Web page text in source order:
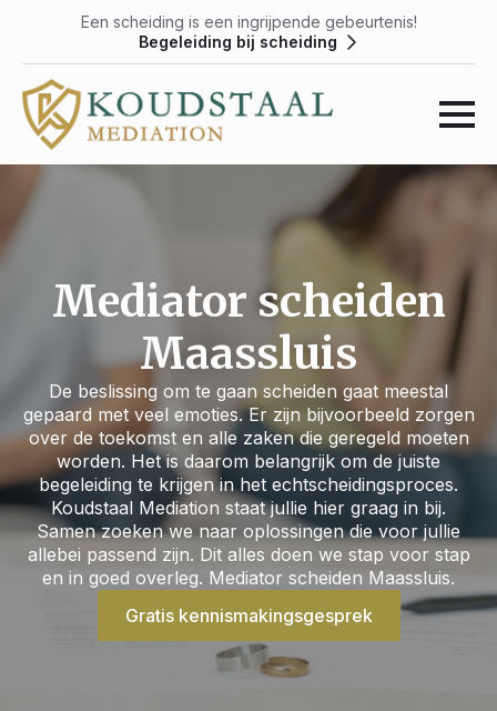
Een scheiding is een ingrijpende gebeurtenis!
Begeleiding bij scheiding
Mediator scheiden
Maassluis
De beslissing om te gaan scheiden gaat meestal
gepaard met veel emoties. Er zijn bijvoorbeeld zorgen
over de toekomst en alle zaken die geregeld moeten
worden. Het is daarom belangrijk om de juiste
begeleiding te krijgen in het echtscheidingsproces.
Koudstaal Mediation staat jullie hier graag in bij.
Samen zoeken we naar oplossingen die voor jullie
allebei passend zijn. Dit alles doen we stap voor stap
en in goed overleg. Mediator scheiden Maassluis.
Gratis kennismakingsgesprek